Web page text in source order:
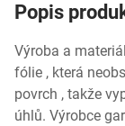
Popis
Výroba a
fólie , která
povrch , takže
úhlů. Výrobce